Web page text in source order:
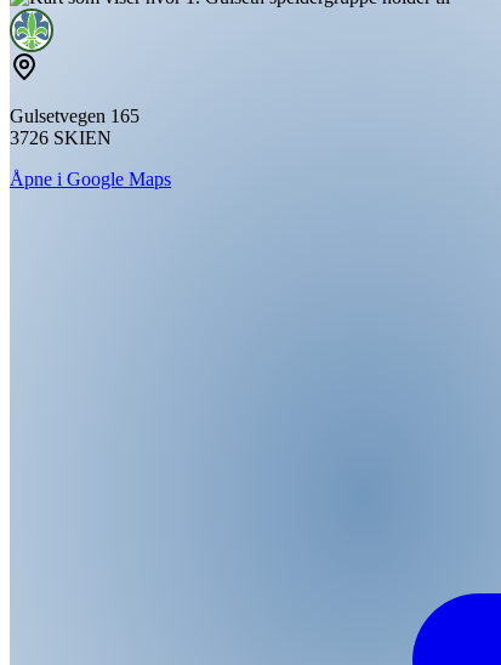
Gulsetvegen 165
3726 SKIEN
Åpne i Google Maps